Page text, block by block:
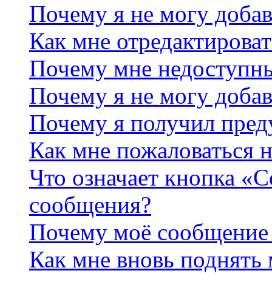
Почему я не могу
Как мне
Почему мне
Почему я не могу
Почему я получил
Как мне пожаловаться
Что означает кнопка
сообщения?
Почему моё сообщение
Как мне вновь